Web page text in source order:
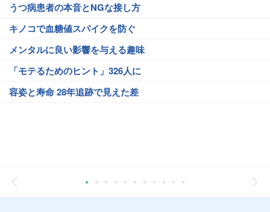
うつ病患者の本音とNGな接し方
キノコで血糖値スパイクを防ぐ
メンタルに良い影響を与える趣味
「モテるためのヒント」326人に
容姿と寿命 28年追跡で見えた差